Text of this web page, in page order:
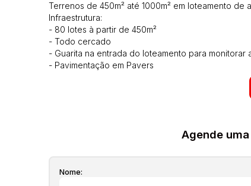
Terrenos de 450m² até 1000m² em loteamento de
Infraestrutura:
- 80 lotes à partir de 450m²
- Todo cercado
- Guarita na entrada do loteamento para monitorar
- Pavimentação em Pavers
- Rede Elétrica Subterrânea, com dutos de espera
- Dutos para Rede de Comunicação Subterrânea,
- Rede de Água em ambos os lados das Ruas,
- Todos os passeios com Grama
- Ruas terminando em rótulas para assim
Agende
Nome: